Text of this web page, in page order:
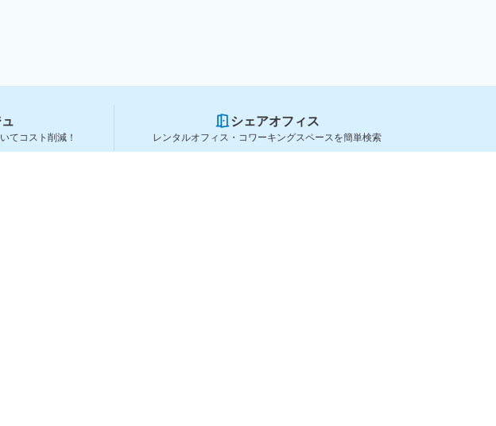
てコスト削減！
シェアオフィス
レンタルオフィス・コワーキングスペースを簡単検索